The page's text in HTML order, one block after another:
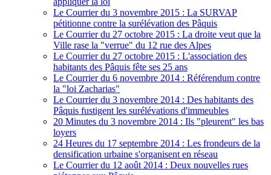
Le Courrier du 3 novembre 2015 : La SURVAP
pétitionne contre la surélévation des Pâquis
Le Courrier du 27 octobre 2015 : La droite veut que la
Ville rase la "verrue" du 12 rue des Alpes
Le Courrier du 27 octobre 2015 : L'association des
habitants des Pâquis fête ses 25 ans
Le Courrier du 6 novembre 2014 : Référendum contre
la "loi Zacharias"
Le Courrier du 3 novembre 2014 : Des habitants des
Pâquis fustigent les surélévations d'immeubles
20 Minutes du 3 novembre 2014 : Ils "pleurent" les bas
loyers
24 Heures du 17 septembre 2014 : Les frondeurs de la
densification urbaine s'organisent en réseau
Le Courrier du 12 août 2014 : Deux nouvelles rues